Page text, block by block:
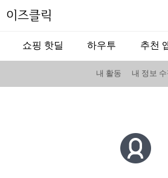
이즈클릭
쇼핑 핫딜 하우투 추천
내 활동 내 정보 수